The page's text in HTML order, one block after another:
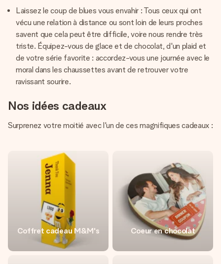
Laissez le coup de blues vous envahir : Tous ceux qui ont
vécu une relation à distance ou sont loin de leurs proches
savent que cela peut être difficile, voire nous rendre très
triste. Équipez-vous de glace et de chocolat, d'un plaid et
de votre série favorite : accordez-vous une journée avec le
moral dans les chaussettes avant de retrouver votre
ravissant sourire.
Nos idées cadeaux
Surprenez votre moitié avec l'un de ces magnifiques cadeaux :
Coffret cadeau M&M's Coeur en chocolat